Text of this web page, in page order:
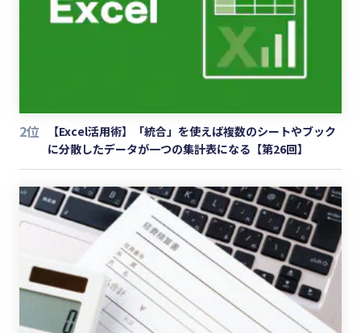
2位
【Excel活用術】「統合」を使えば複数のシートやブック
に分散したデータが一つの集計表になる【第26回】